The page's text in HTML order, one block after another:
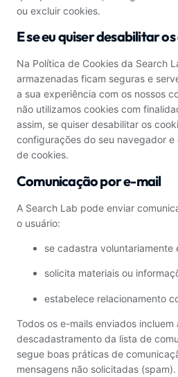
ou excluir cookies.
E se eu quiser desabilitar
Na Política de Cookies da Search
armazenadas ficam seguras e
a sua experiência com os nossos
não utilizamos cookies com
assim, se quiser desabilitar os
configurações do seu navegador e
de cookies.
Comunicação por e-mail
A Search Lab pode enviar
o usuário:
se cadastra voluntariamente
solicita materiais ou
estabelece relacionamento
Todos os e-mails enviados
descadastramento da lista de
segue boas práticas de
mensagens não solicitadas (spam).